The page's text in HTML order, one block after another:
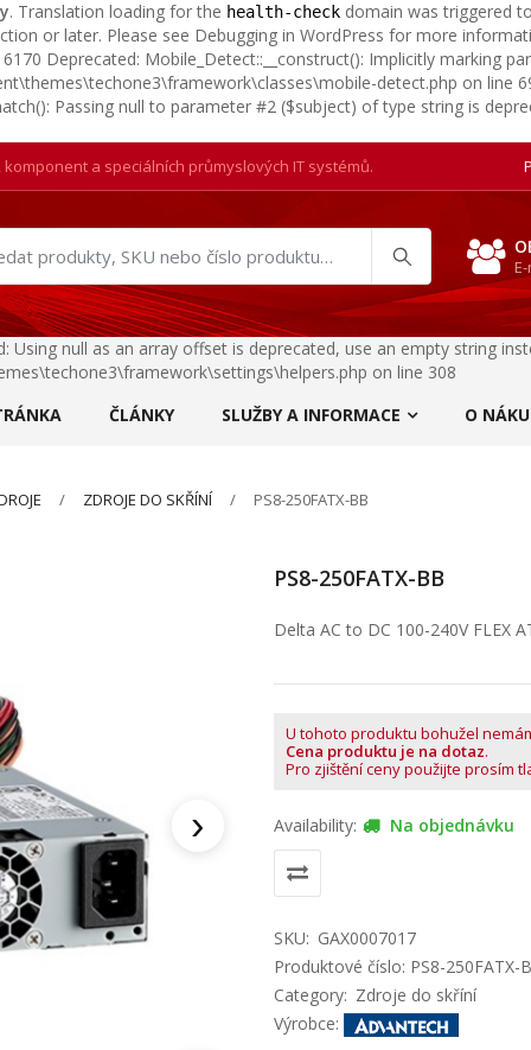
. Translation loading for the health-check domain was triggered
or later. Please see Debugging in WordPress for more
Deprecated: Mobile_Detect::__construct(): Implicitly marking
detect.php on line
Passing null to parameter #2 ($subject) of type string is
a speciálních průmyslových IT systémů.
Using null as an array offset is deprecated, use an empty string
on line 308
ČLÁNKY SLUŽBY A INFORMACE O
ZDROJE DO SKŘÍNÍ PS8-250FATX-BB
›
PS8-250FATX-BB
Delta AC to DC 100-240V FLEX
U tohoto produktu bohužel
Cena produktu je na dotaz.
Pro zjištění ceny použijte prosím
Availability: Na objednávku
SKU: GAX0007017
Produktové číslo: PS8-250FATX-
Category: Zdroje do skříní
Výrobce: